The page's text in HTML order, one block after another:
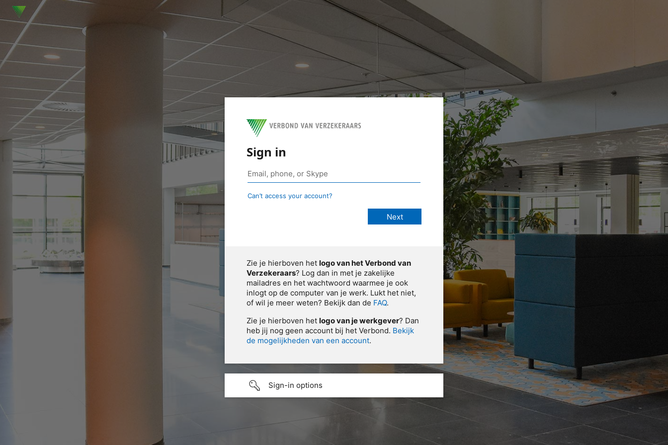
Sign in
Can’t access your account?
Zie je hierboven het logo van het Verbond van
Verzekeraars? Log dan in met je zakelijke
mailadres en het wachtwoord waarmee je ook
inlogt op de computer van je werk. Lukt het niet,
of wil je meer weten? Bekijk dan de FAQ.
Zie je hierboven het logo van je werkgever? Dan
heb jij nog geen account bij het Verbond. Bekijk
de mogelijkheden van een account.
Sign-in options